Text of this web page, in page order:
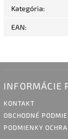
Kategória:
EAN:
INFORMÁCIE
KONTAKT
OBCHODNÉ
PODMIENKY